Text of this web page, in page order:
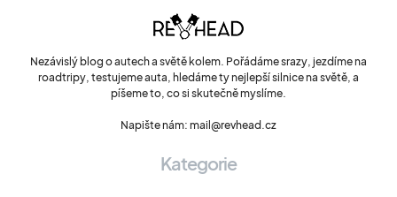
Nezávislý blog o autech a světě kolem. Pořádáme srazy, jezdíme na
roadtripy, testujeme auta, hledáme ty nejlepší silnice na světě, a
píšeme to, co si skutečně myslíme.
Napište nám: mail@revhead.cz
Kategorie